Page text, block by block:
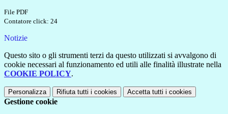
File PDF
Contatore click: 24
Notizie
Questo sito o gli strumenti terzi da questo utilizzati si avvalgono di
cookie necessari al funzionamento ed utili alle finalità illustrate nella
COOKIE POLICY.
Personalizza Rifiuta tutti i cookies Accetta tutti i cookies
Gestione cookie